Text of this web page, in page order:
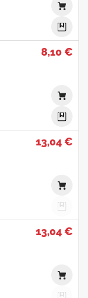
8,10 €
13,04 €
13,04 €